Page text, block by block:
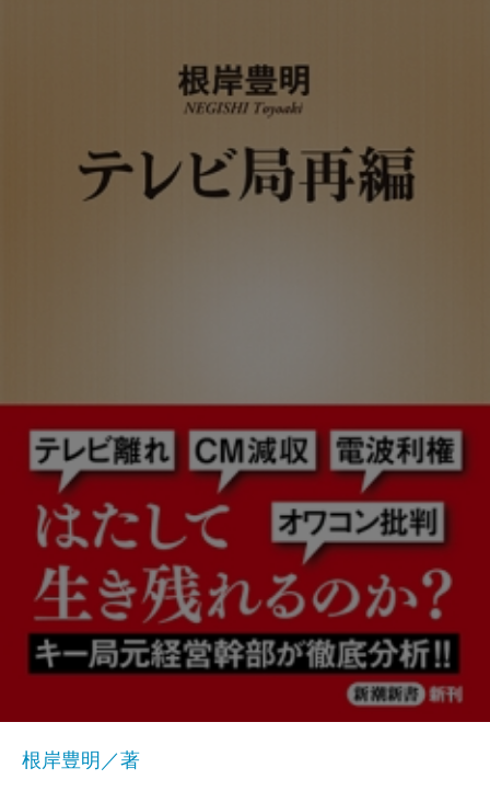
根岸豊明／著